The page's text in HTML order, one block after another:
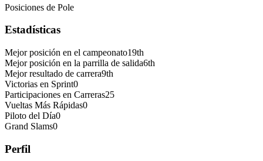
Posiciones de Pole
Estadísticas
Mejor posición en el campeonato19th
Mejor posición en la parrilla de salida6th
Mejor resultado de carrera9th
Victorias en Sprint0
Participaciones en Carreras25
Vueltas Más Rápidas0
Piloto del Día0
Grand Slams0
Perfil